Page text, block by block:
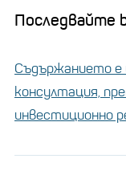
Последвайте
Съдържанието е
консултация,
инвестиционно